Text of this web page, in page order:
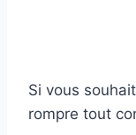
Si vous
rompre tout